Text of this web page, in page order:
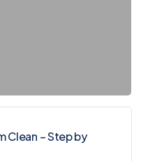
Clean – Step by